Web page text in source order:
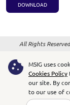
DOWNLOAD
All Rights
MSIG uses
Cookies Policy
our site. By
to our use of